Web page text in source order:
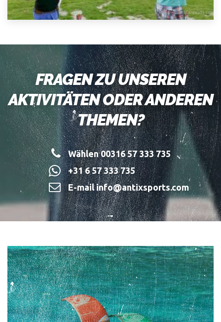
FRAGEN ZU UNSEREN
AKTIVITÄTEN ODER ANDEREN
THEMEN?
Wählen 00316 57 333 735
+31 6 57 333 735
E-mail info@antixsports.com